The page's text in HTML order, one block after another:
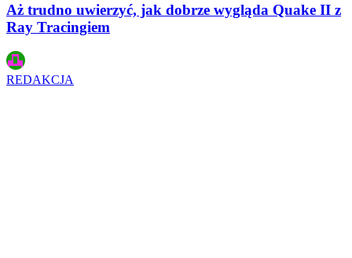
Aż trudno uwierzyć, jak dobrze wygląda Quake II z
Ray Tracingiem
REDAKCJA